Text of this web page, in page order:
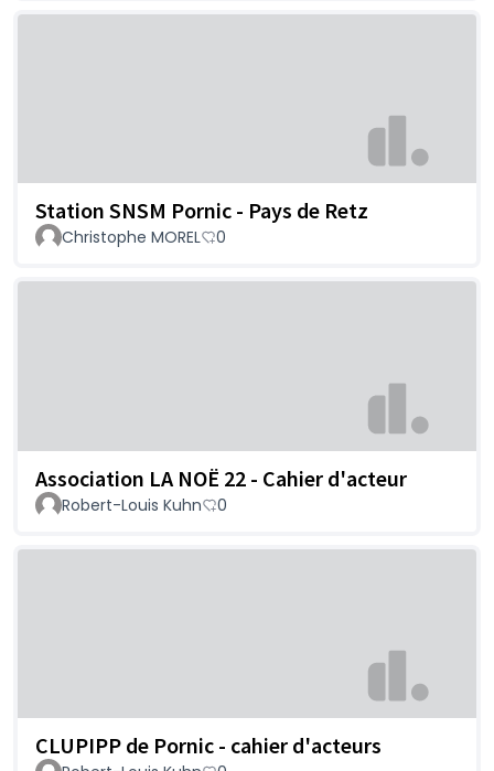
Station SNSM Pornic - Pays de Retz
Christophe MOREL 0
Association LA NOË 22 - Cahier d'acteur
Robert-Louis Kuhn 0
CLUPIPP de Pornic - cahier d'acteurs